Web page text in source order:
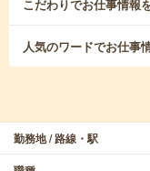
こだわりでお仕事情報
人気のワードでお仕事
勤務地 / 路線・駅